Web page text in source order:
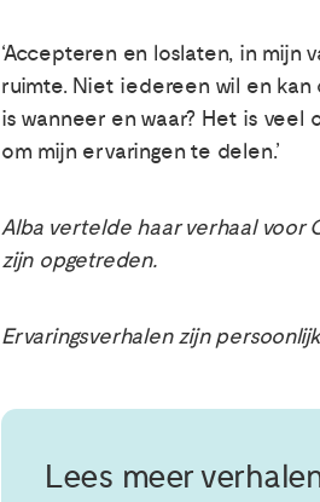
‘Accepteren en loslaten, in mijn
ruimte. Niet iedereen wil en kan
is wanneer en waar? Het is
om mijn ervaringen te delen.’
Alba vertelde haar verhaal voor
zijn opgetreden.
Ervaringsverhalen zijn
Lees meer